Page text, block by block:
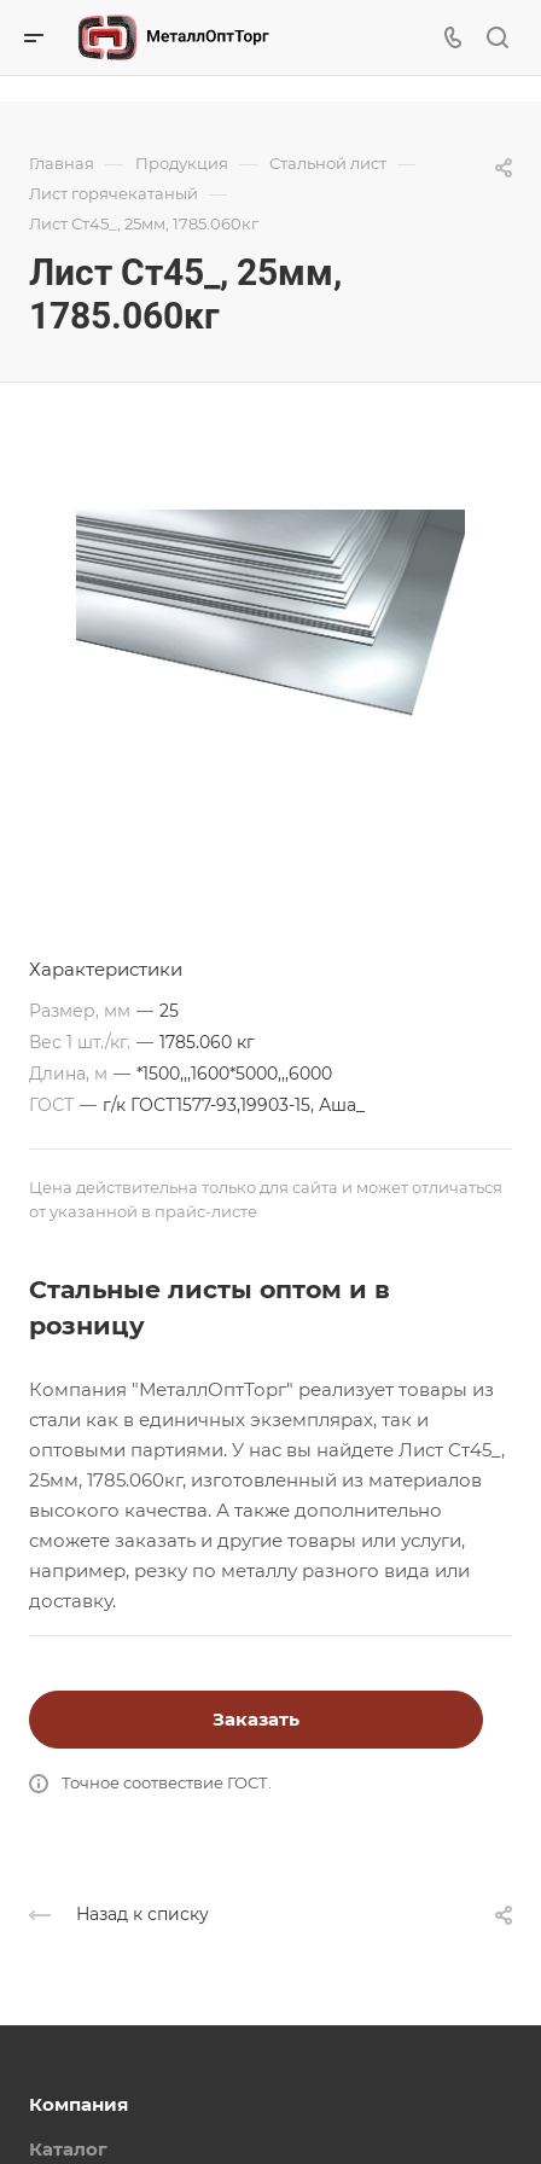
Главная — Продукция — Стальной лист —
Лист горячекатаный —
Лист Ст45_, 25мм, 1785.060кг
Лист Ст45_, 25мм,
1785.060кг
Характеристики
Размер, мм — 25
Вес 1 шт./кг. — 1785.060 кг
Длина, м — *1500,,,1600*5000,,,6000
ГОСТ — г/к ГОСТ1577-93,19903-15, Аша_
Цена действительна только для сайта и может отличаться
от указанной в прайс-листе
Стальные листы оптом и в
розницу
Компания "МеталлОптТорг" реализует товары из
стали как в единичных экземплярах, так и
оптовыми партиями. У нас вы найдете Лист Ст45_,
25мм, 1785.060кг, изготовленный из материалов
высокого качества. А также дополнительно
сможете заказать и другие товары или услуги,
например, резку по металлу разного вида или
доставку.
Заказать
Точное соотвествие ГОСТ.
Назад к списку
Компания
Каталог